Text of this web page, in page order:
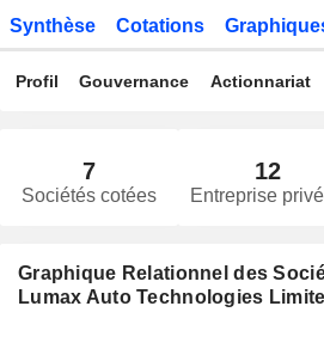
Synthèse Cotations
Profil Gouvernance Actionnariat
7
Sociétés cotées
12
Entreprise
Graphique Relationnel des
Lumax Auto Technologies